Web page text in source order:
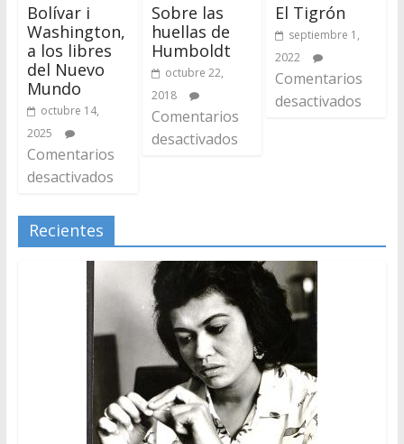
Bolívar i
Washington,
a los libres
del Nuevo
Mundo
octubre 14,
2025
Comentarios
desactivados
Sobre las
huellas de
Humboldt
octubre 22,
2018
Comentarios
desactivados
El Tigrón
septiembre 1,
2022
Comentarios
desactivados
Recientes